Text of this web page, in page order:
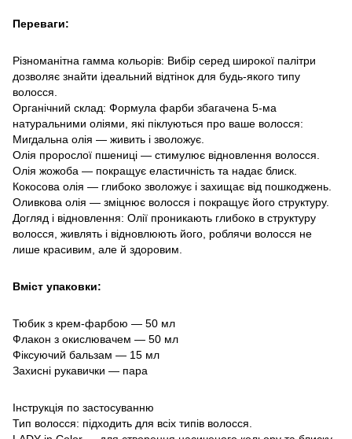
Переваги:
Різноманітна гамма кольорів: Вибір серед широкої палітри
дозволяє знайти ідеальний відтінок для будь-якого типу
волосся.
Органічний склад: Формула фарби збагачена 5-ма
натуральними оліями, які піклуються про ваше волосся:
Мигдальна олія — живить і зволожує.
Олія пророслої пшениці — стимулює відновлення волосся.
Олія жожоба — покращує еластичність та надає блиск.
Кокосова олія — глибоко зволожує і захищає від пошкоджень.
Оливкова олія — зміцнює волосся і покращує його структуру.
Догляд і відновлення: Олії проникають глибоко в структуру
волосся, живлять і відновлюють його, роблячи волосся не
лише красивим, але й здоровим.
Вміст упаковки:
Тюбик з крем-фарбою — 50 мл
Флакон з окислювачем — 50 мл
Фіксуючий бальзам — 15 мл
Захисні рукавички — пара
Інструкція по застосуванню
Тип волосся: підходить для всіх типів волосся.